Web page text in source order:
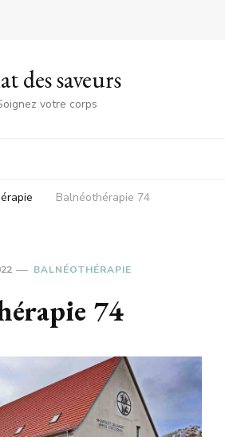
des saveurs
votre corps
Balnéothérapie 74
BALNÉOTHÉRAPIE
74